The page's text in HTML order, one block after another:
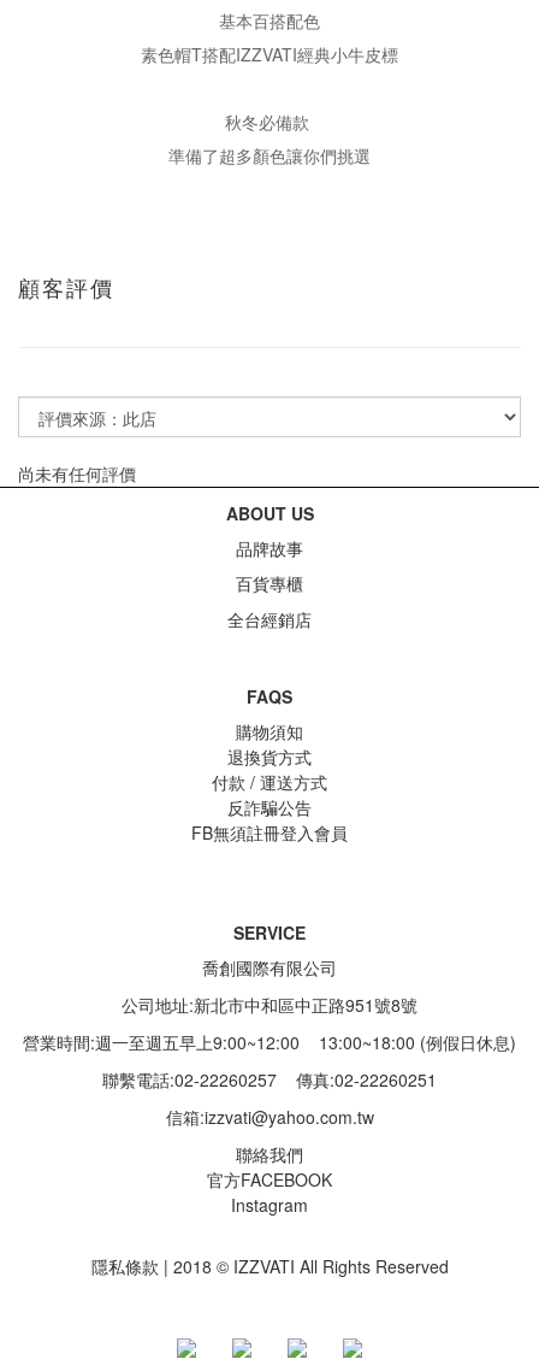
基本百搭配色
素色帽T搭配IZZVATI經典小牛皮標
秋冬必備款
準備了超多顏色讓你們挑選
顧客評價
尚未有任何評價
ABOUT US
品牌故事
百貨專櫃
全台經銷店
FAQS
購物須知
退換貨方式
付款 / 運送方式
反詐騙公告
FB無須註冊登入會員
SERVICE
喬創國際有限公司
公司地址:新北市中和區中正路951號8號
營業時間:週一至週五早上9:00~12:00 13:00~18:00 (例假日休息)
聯繫電話:02-22260257 傳真:02-22260251
信箱:izzvati@yahoo.com.tw
聯絡我們
官方FACEBOOK
Instagram
隱私條款 | 2018 © IZZVATI All Rights Reserved